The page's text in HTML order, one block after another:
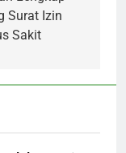
Surat Izin
Sakit